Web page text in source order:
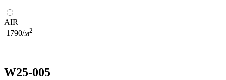
AIR
1790/м2
W25-005